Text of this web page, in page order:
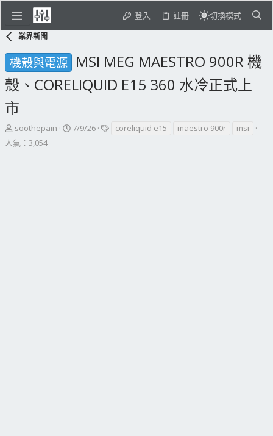
登入 註冊 切換模式
業界新聞
機殼與電源 MSI MEG MAESTRO 900R 機
殼、CORELIQUID E15 360 水冷正式上
市
主
題
soothepain
開
7/9/26
標coreliquid e15 maestro 900r
msi
人氣：3,054